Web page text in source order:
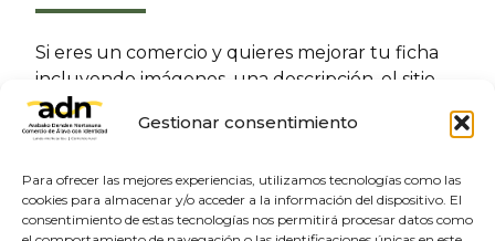
Gestionar consentimiento
Para ofrecer las mejores experiencias, utilizamos tecnologías como las
cookies para almacenar y/o acceder a la información del dispositivo. El
consentimiento de estas tecnologías nos permitirá procesar datos como
Si eres un comercio y quieres mejorar tu ficha
incluyendo imágenes, una descripción, el sitio
web o las redes sociales. Contacta con nosotros: